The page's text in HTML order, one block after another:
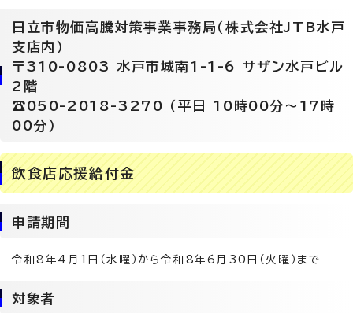
日立市物価高騰対策事業事務局（株式会社JTB水戸
支店内）
〒310-0803 水戸市城南1-1-6 サザン水戸ビル
2階
☎050-2018-3270 （平日 10時00分～17時
00分）
飲食店応援給付金
申請期間
令和8年4月1日（水曜）から令和8年6月30日（火曜）まで
対象者